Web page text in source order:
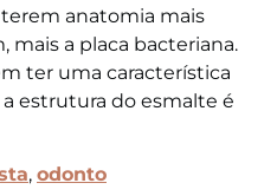
terem anatomia mais
mais a placa bacteriana.
ter uma característica
estrutura do esmalte é
, odonto